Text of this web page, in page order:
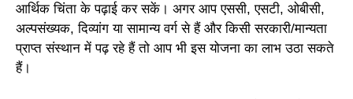
आर्थिक चिंता के पढ़ाई कर सकें। अगर आप एससी, एसटी, ओबीसी,
अल्पसंख्यक, दिव्यांग या सामान्य वर्ग से हैं और किसी सरकारी/मान्यता
प्राप्त संस्थान में पढ़ रहे हैं तो आप भी इस योजना का लाभ उठा सकते
हैं।